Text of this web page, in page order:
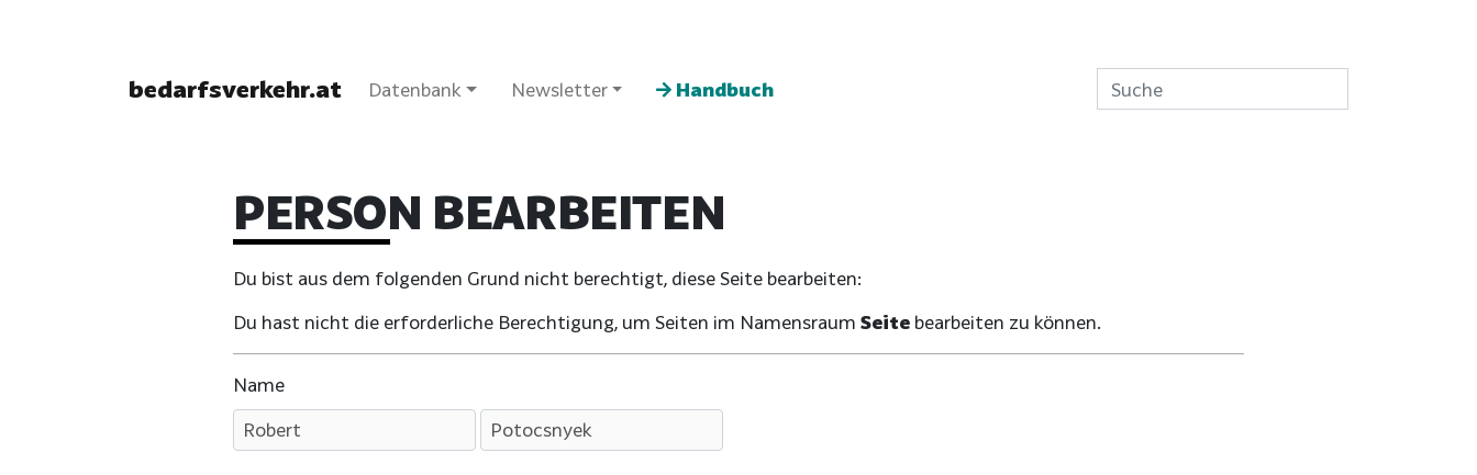
bedarfsverkehr.at Datenbank Newsletter Handbuch
PERSON BEARBEITEN
Du bist aus dem folgenden Grund nicht berechtigt, diese Seite bearbeiten:
Du hast nicht die erforderliche Berechtigung, um Seiten im Namensraum Seite bearbeiten zu können.
Name